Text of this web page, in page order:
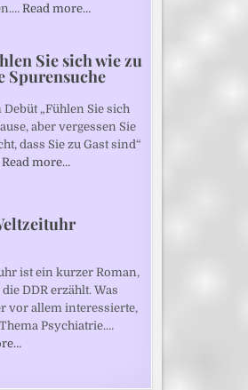
Read more…
Sie sich wie zu
Spurensuche
„Fühlen Sie sich
aber vergessen Sie
dass Sie zu Gast sind“
Read more…
ist ein kurzer Roman,
DDR erzählt. Was
vor allem interessierte,
Psychiatrie.…